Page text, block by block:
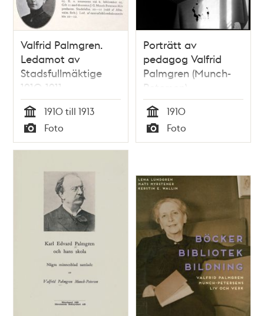
Valfrid Palmgren.
Ledamot av
Stadsfullmäktige
1910-1911
Tid
1910 till 1913
Typ
Foto
Porträtt av
pedagog Valfrid
Palmgren (Munch-
Petersen)
Tid
1910
Typ
Foto